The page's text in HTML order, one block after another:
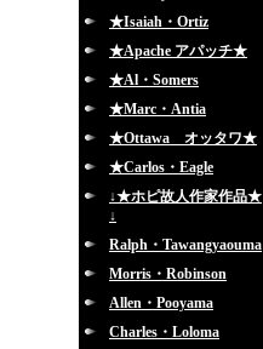
★Isaiah・Ortiz
★Apache アパッチ★
★Al・Somers
★Marc・Antia
★Ottawa オッタワ★
★Carlos・Eagle
↓★ホピ故人作家作品★
↓
Ralph・Tawangyaouma
Morris・Robinson
Allen・Pooyama
Charles・Loloma